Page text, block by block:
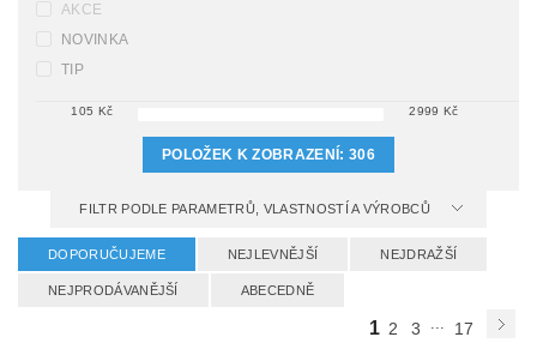
AKCE
NOVINKA
TIP
105 Kč 2999 Kč
POLOŽEK K ZOBRAZENÍ: 306
FILTR PODLE PARAMETRŮ, VLASTNOSTÍ A VÝROBCŮ
DOPORUČUJEME NEJLEVNĚJŠÍ NEJDRAŽŠÍ
NEJPRODÁVANĚJŠÍ ABECEDNĚ
1 2 3 ...
17